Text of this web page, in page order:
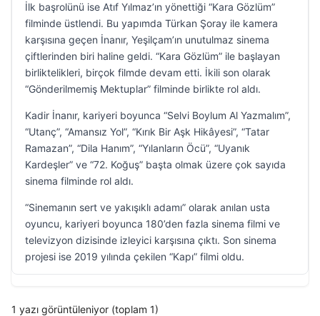
İlk başrolünü ise Atıf Yılmaz’ın yönettiği “Kara Gözlüm”
filminde üstlendi. Bu yapımda Türkan Şoray ile kamera
karşısına geçen İnanır, Yeşilçam’ın unutulmaz sinema
çiftlerinden biri haline geldi. “Kara Gözlüm” ile başlayan
birliktelikleri, birçok filmde devam etti. İkili son olarak
“Gönderilmemiş Mektuplar” filminde birlikte rol aldı.
Kadir İnanır, kariyeri boyunca “Selvi Boylum Al Yazmalım”,
“Utanç”, “Amansız Yol”, “Kırık Bir Aşk Hikâyesi”, “Tatar
Ramazan”, “Dila Hanım”, “Yılanların Öcü”, “Uyanık
Kardeşler” ve “72. Koğuş” başta olmak üzere çok sayıda
sinema filminde rol aldı.
“Sinemanın sert ve yakışıklı adamı” olarak anılan usta
oyuncu, kariyeri boyunca 180’den fazla sinema filmi ve
televizyon dizisinde izleyici karşısına çıktı. Son sinema
projesi ise 2019 yılında çekilen “Kapı” filmi oldu.
1 yazı görüntüleniyor (toplam 1)